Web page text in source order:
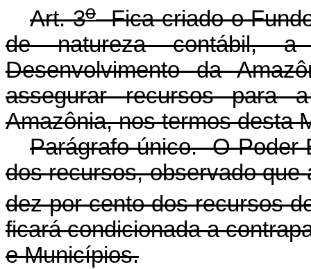
Art. 3oFica criado o
de natureza contábil,
Desenvolvimento da
assegurar recursos para
Amazônia, nos termos desta
Parágrafo único. O Poder
dos recursos, observado que
dez por cento dos recursos
ficará condicionada a
e Municípios.